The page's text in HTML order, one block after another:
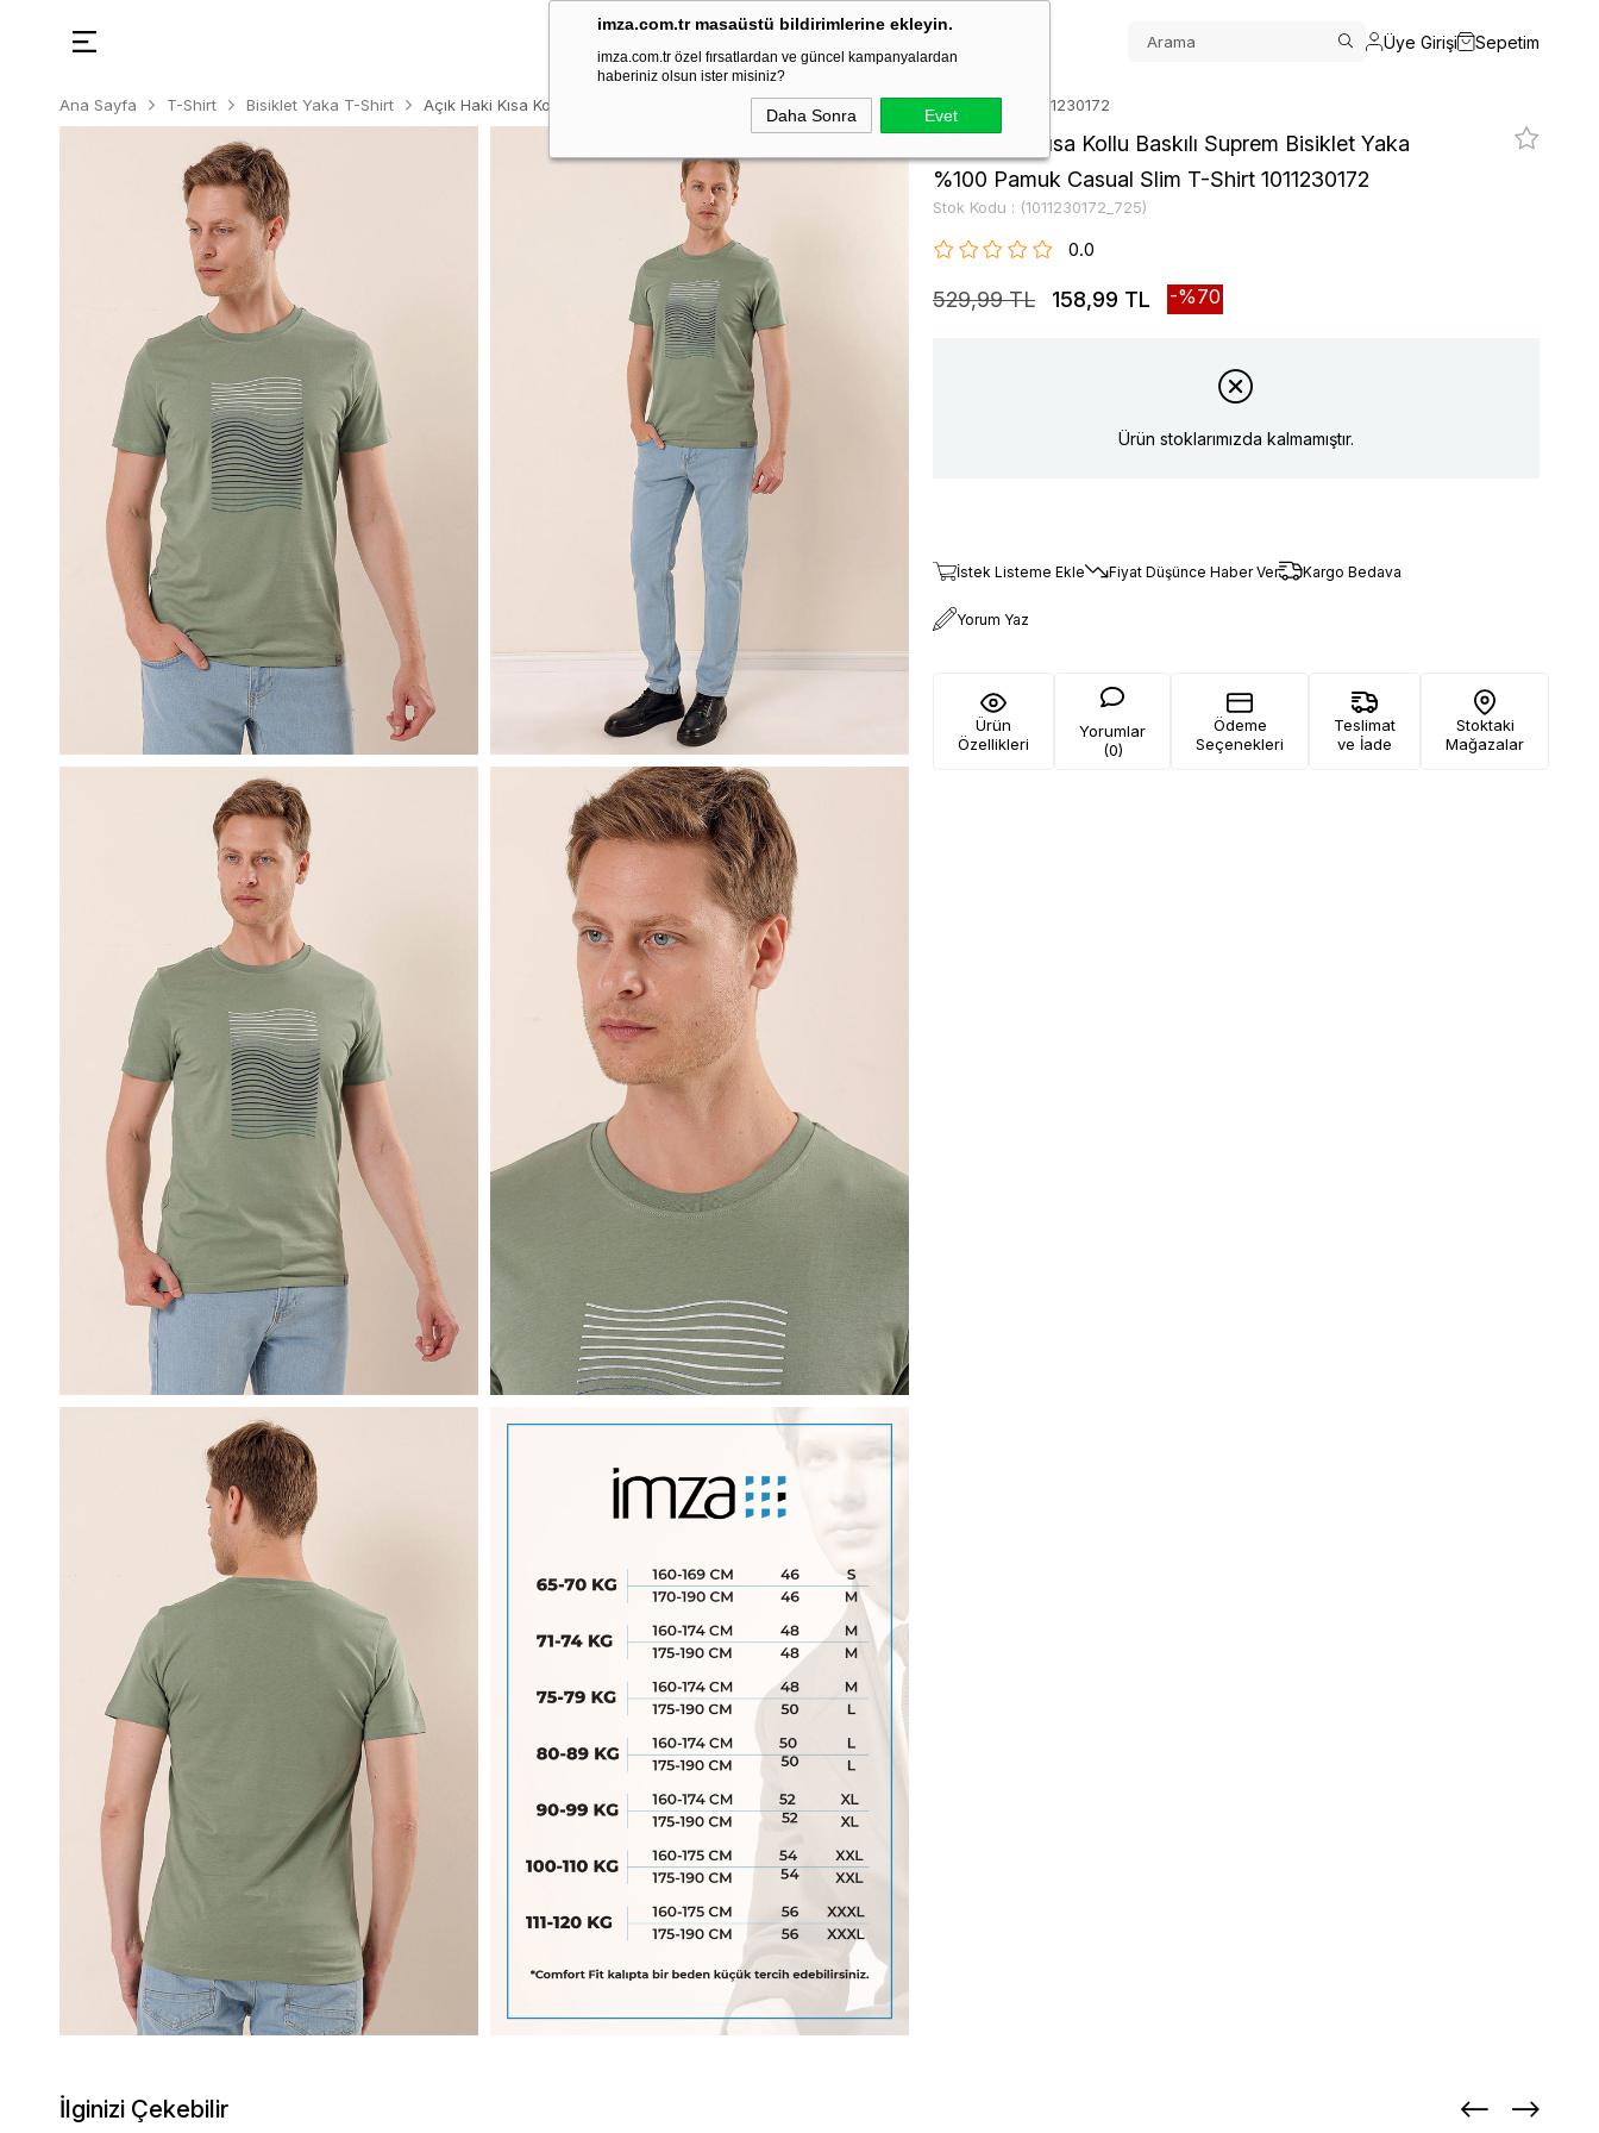
imza.com.tr masaüstü bildirimlerine ekleyin.
imza.com.tr özel fırsatlardan ve güncel kampanyalardan
haberiniz olsun ister misiniz?
Daha Sonra Evet
Üye Girişi Sepetim
Ana Sayfa T-Shirt Bisiklet Yaka T-Shirt Açık Haki Kısa Kollu Baskılı Suprem Bisiklet Yaka %100 Pamuk Casual Slim T-Shirt 1011230172
Açık Haki Kısa Kollu Baskılı Suprem Bisiklet Yaka
%100 Pamuk Casual Slim T-Shirt 1011230172
Stok Kodu (1011230172_725)
0.0
529,99 TL 158,99 TL 70
Ürün stoklarımızda kalmamıştır.
İstek Listeme Ekle Fiyat Düşünce Haber Ver Kargo Bedava
Yorum Yaz
Ürün
Özellikleri
Yorumlar
(0)
Ödeme
Seçenekleri
Teslimat
ve İade
Stoktaki
Mağazalar
İlginizi Çekebilir